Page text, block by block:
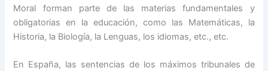
Moral forman parte de las materias fundamentales y
obligatorias en la educación, como las Matemáticas, la
Historia, la Biología, la Lenguas, los idiomas, etc., etc.
En España, las sentencias de los máximos tribunales de